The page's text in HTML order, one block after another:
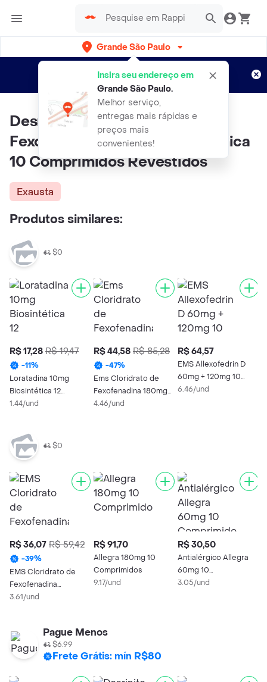
Grande São Paulo
Insira seu endereço em
Grande São Paulo.
Melhor serviço,
entregas mais rápidas e
preços mais
convenientes!
Entregas grátis por 15 dias!
Aplicam T&C
Desrinite Cloridrato de
Fexofenadina 180mg Neo Química
10 Comprimidos Revestidos
Exausta
Produtos similares:
$0
R$ 17,28 R$ 19,47
-11%
Loratadina 10mg
Biosintética 12
Comprimidos
1.44/und
R$ 44,58 R$ 85,28
-47%
Ems Cloridrato de
Fexofenadina 180mg
10 Comprimidos
4.46/und
R$ 64,57
EMS Allexofedrin D
60mg + 120mg 10
Comprimidos
6.46/und
$0
R$ 36,07 R$ 59,42
-39%
EMS Cloridrato de
Fexofenadina
Comprimido 120mg 10
3.61/und
R$ 91,70
Allegra 180mg 10
Comprimidos
9.17/und
R$ 30,50
Antialérgico Allegra
60mg 10
Comprimidos
3.05/und
Pague Menos
$6.99
Frete Grátis: mín R$80